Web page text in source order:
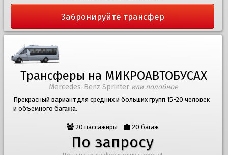
Забронируйте трансфер
Трансферы на МИКРОАВТОБУСАХ
Mercedes-Benz Sprinter или подобное
Прекрасный вариант для средних и больших групп 15-20 человек
и объемного багажа.
20 пассажиры 20 багаж
По запросу